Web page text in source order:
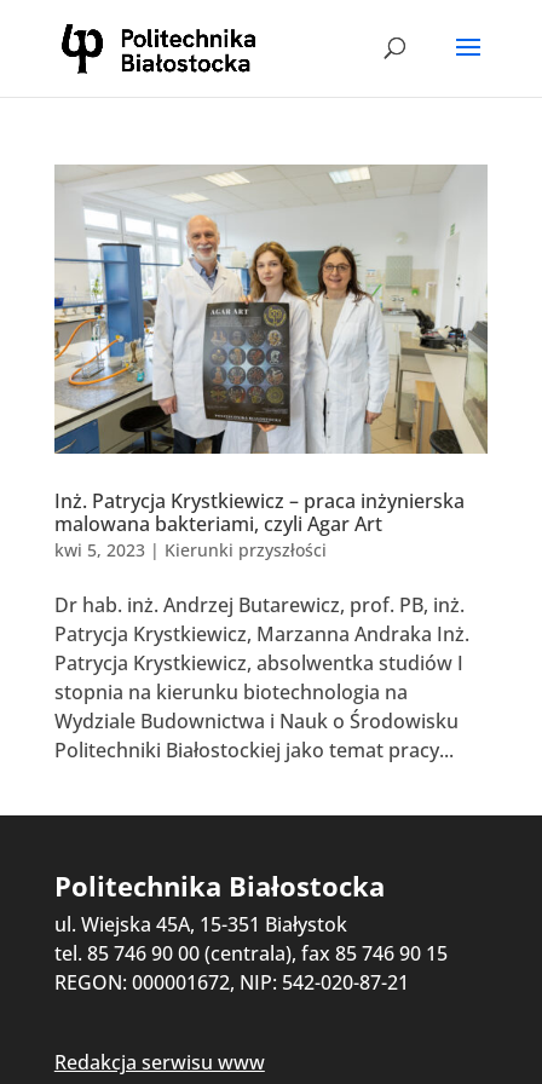
Inż. Patrycja Krystkiewicz – praca inżynierska
malowana bakteriami, czyli Agar Art
kwi 5, 2023| Kierunki przyszłości
Dr hab. inż. Andrzej Butarewicz, prof. PB, inż.
Patrycja Krystkiewicz, Marzanna Andraka Inż.
Patrycja Krystkiewicz, absolwentka studiów I
stopnia na kierunku biotechnologia na
Wydziale Budownictwa i Nauk o Środowisku
Politechniki Białostockiej jako temat pracy...
Politechnika Białostocka
ul. Wiejska 45A, 15-351 Białystok
tel. 85 746 90 00 (centrala), fax 85 746 90 15
REGON: 000001672, NIP: 542-020-87-21
Redakcja serwisu www